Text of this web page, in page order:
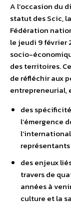
A l’occasion du
statut des Scic,
Fédération
le jeudi 9 février
socio-
des territoires.
de réfléchir aux
entrepreneurial,
des
l’émergence
des enjeux
travers de
années à
culture et la